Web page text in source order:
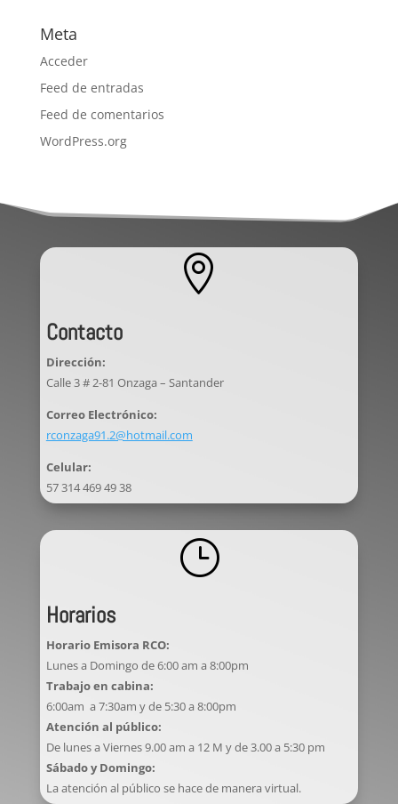
Meta
Acceder
Feed de entradas
Feed de comentarios
WordPress.org

Contacto
Dirección:
Calle 3 # 2-81 Onzaga – Santander
Correo Electrónico:
rconzaga91.2@hotmail.com
Celular:
57 314 469 49 38
}
Horarios
Horario Emisora RCO:
Lunes a Domingo de 6:00 am a 8:00pm
Trabajo en cabina:
6:00am a 7:30am y de 5:30 a 8:00pm
Atención al público:
De lunes a Viernes 9.00 am a 12 M y de 3.00 a 5:30 pm
Sábado y Domingo:
La atención al público se hace de manera virtual.